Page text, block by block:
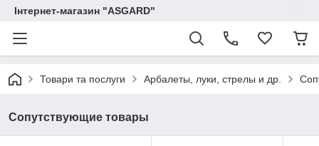
Інтернет-магазин "ASGARD"
Товари та послуги Арбалеты, луки, стрелы и др.
Сопутствующие товары